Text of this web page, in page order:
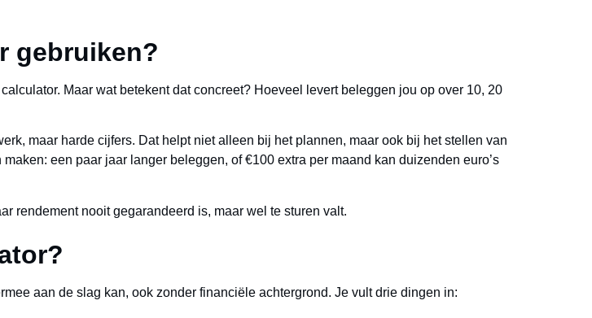
gebruiken?
Maar wat betekent dat concreet? Hoeveel levert beleggen jou op over 10, 20
maar harde cijfers. Dat helpt niet alleen bij het plannen, maar ook bij het stellen van
een paar jaar langer beleggen, of €100 extra per maand kan duizenden euro’s
rendement nooit gegarandeerd is, maar wel te sturen valt.
aan de slag kan, ook zonder financiële achtergrond. Je vult drie dingen in: